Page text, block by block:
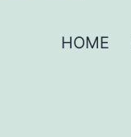
HOME